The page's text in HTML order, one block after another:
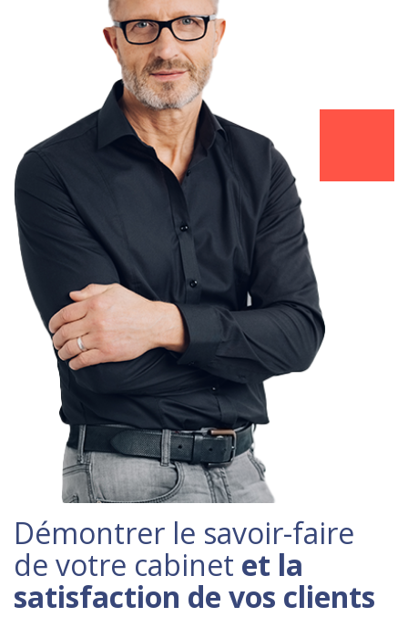
Démontrer le savoir-faire
de votre cabinet et la
satisfaction de vos clients